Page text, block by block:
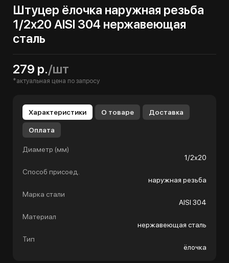
Штуцер ёлочка наружная резьба
1/2х20 AISI 304 нержавеющая
сталь
279 р./шт
*актуальная цена по запросу
Характеристики О товаре Доставка
Оплата
Диаметр (мм)
1/2х20
Способ присоед.
наружная резьба
Марка стали
AISI 304
Материал
нержавеющая сталь
Тип
ёлочка